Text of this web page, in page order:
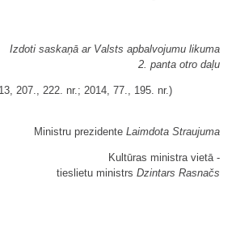
Izdoti saskaņā ar Valsts apbalvojumu likuma
2. panta otro daļu
207., 222. nr.; 2014, 77., 195. nr.)
Ministru prezidente Laimdota Straujuma
Kultūras ministra vietā -
tieslietu ministrs Dzintars Rasnačs